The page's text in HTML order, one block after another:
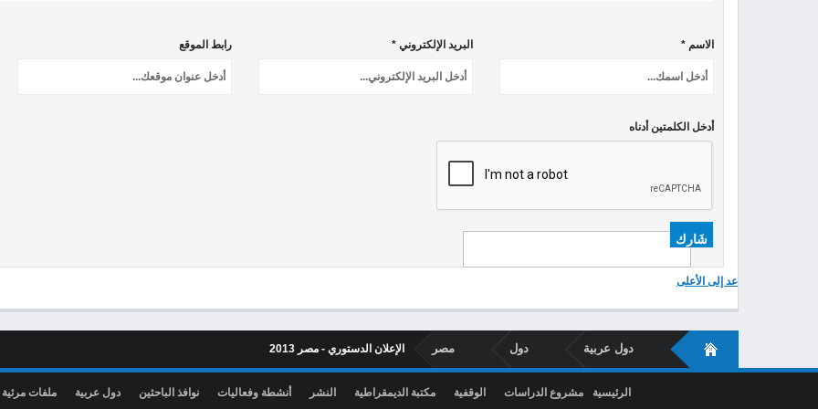
الاسم * البريد الإلكتروني * رابط الموقع
أدخل الكلمتين أدناه
عد إلى الأعلى
دول عربية دول مصر الإعلان الدستوري - مصر 2013
الرئيسية مشروع الدراسات الوقفية مكتبة الديمقراطية النشر أنشطة وفعاليات نوافذ الباحثين دول عربية ملفات مرئية